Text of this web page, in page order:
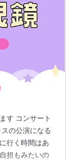
す コンサート
の公演になる
行く時間はあ
担もみたいの